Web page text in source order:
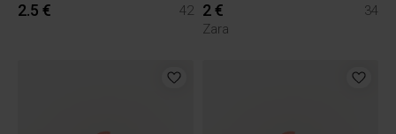
2.5 € 42 2 €
34
Zara